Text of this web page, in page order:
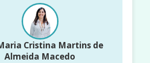
Cristina Martins de
Almeida Macedo